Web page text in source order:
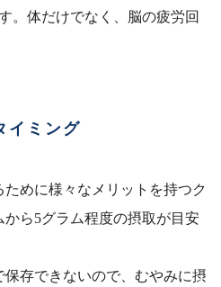
。体だけでなく、脳の疲労回
イミング
めに様々なメリットを持つク
から5グラム程度の摂取が目安
存できないので、むやみに摂